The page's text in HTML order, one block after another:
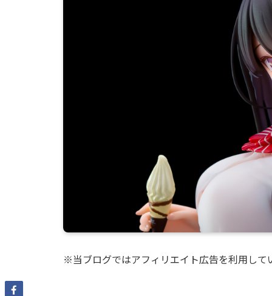
※当ブログではアフィリエイト広告を利用して